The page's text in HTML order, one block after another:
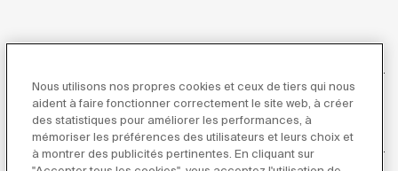
Service Client
Nous utilisons nos propres cookies et ceux de tiers qui nous
aident à faire fonctionner correctement le site web, à créer
des statistiques pour améliorer les performances, à
mémoriser les préférences des utilisateurs et leurs choix et
à montrer des publicités pertinentes. En cliquant sur